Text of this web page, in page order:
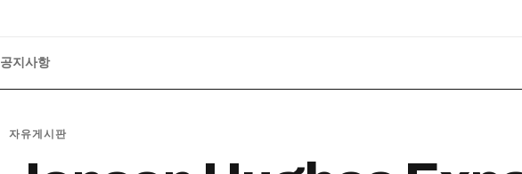
공지사항
자유게시판